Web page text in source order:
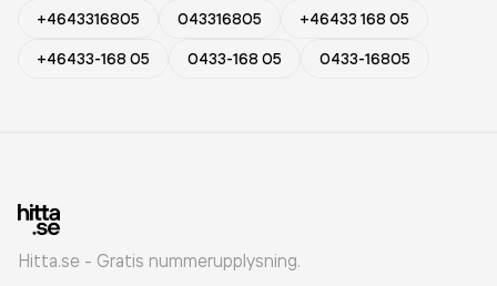
+4643316805 043316805
+46433 168 05
+46433-168 05
0433-168 05 0433-16805
Hitta.se - Gratis nummerupplysning.